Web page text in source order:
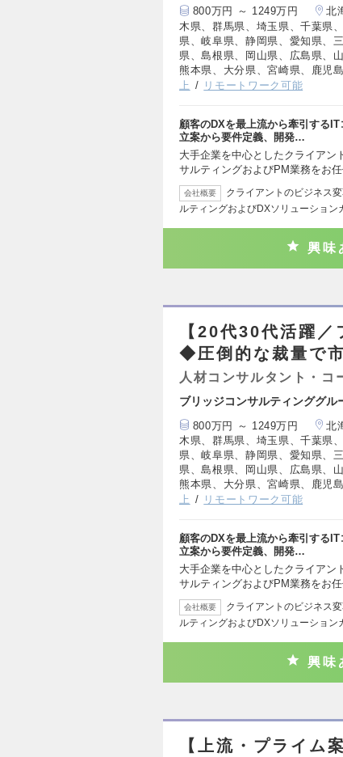
800万円 ～ 1249万円
北
木県、群馬県、埼玉県、千葉県
県、岐阜県、静岡県、愛知県、
県、島根県、岡山県、広島県、
熊本県、大分県、宮崎県、鹿児
上
リモートワーク可能
顧客のDXを最上流から牽引する
立案から要件定義、開発…
大手企業を中心としたクライアン
サルティングおよびPM業務をお
会社概要
クライアントのビジネス
ルティングおよびDXソリューション
興味
【20代30代活躍
◆圧倒的な裁量で
人材コンサルタント・コ
ブリッジコンサルティンググル
800万円 ～ 1249万円
北
木県、群馬県、埼玉県、千葉県
県、岐阜県、静岡県、愛知県、
県、島根県、岡山県、広島県、
熊本県、大分県、宮崎県、鹿児
上
リモートワーク可能
顧客のDXを最上流から牽引する
立案から要件定義、開発…
大手企業を中心としたクライアン
サルティングおよびPM業務をお
会社概要
クライアントのビジネス
ルティングおよびDXソリューション
興味
【上流・プライ